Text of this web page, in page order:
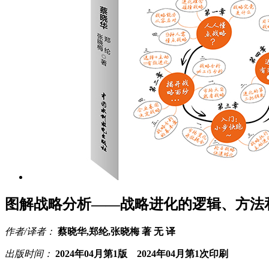
图解战略分析——战略进化的逻辑、方法
作者/译者： 蔡晓华,郑纶,张晓梅 著 无 译
出版时间： 2024年04月第1版 2024年04月第1次印刷